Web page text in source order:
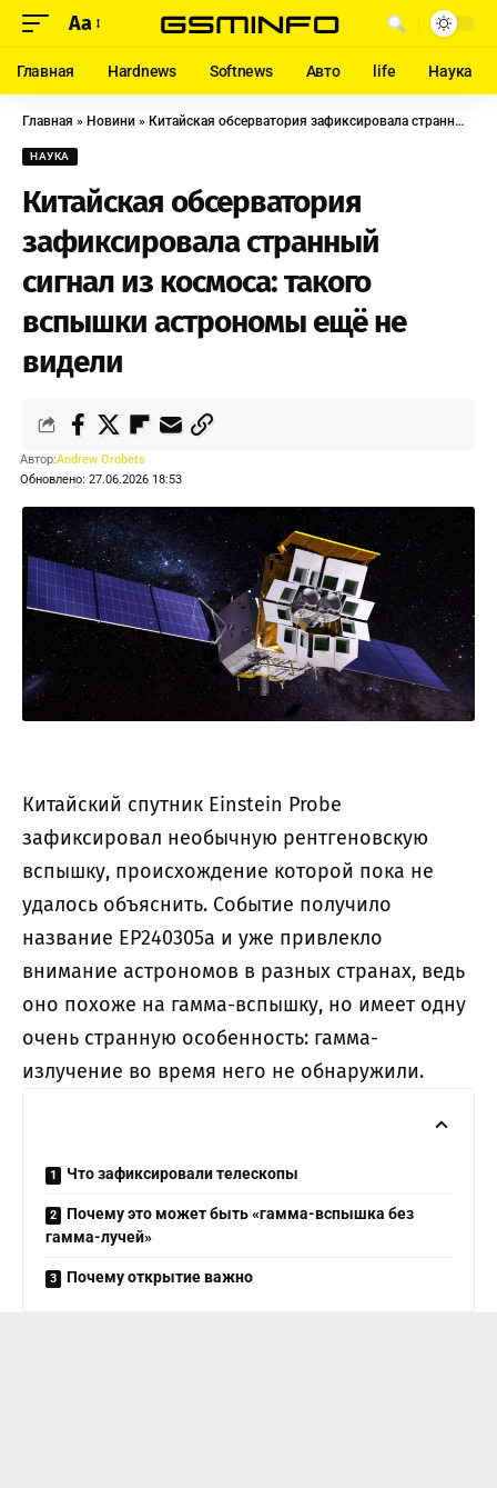
Aa
Главная Hardnews Softnews Авто life Наука
Главная » Новини » Китайская обсерватория зафиксировала странный сигнал из космоса: такого вспышки астрономы ещё не видели
НАУКА
Китайская обсерватория
зафиксировала странный
сигнал из космоса: такого
вспышки астрономы ещё не
видели
Обновлено: 27.06.2026 18:53
Автор:Andrew Orobets
Китайский спутник Einstein Probe
зафиксировал необычную рентгеновскую
вспышку, происхождение которой пока не
удалось объяснить. Событие получило
название EP240305a и уже привлекло
внимание астрономов в разных странах, ведь
оно похоже на гамма-вспышку, но имеет одну
очень странную особенность: гамма-
излучение во время него не обнаружили.
Что зафиксировали телескопы
Почему это может быть «гамма-вспышка без
гамма-лучей»
Почему открытие важно